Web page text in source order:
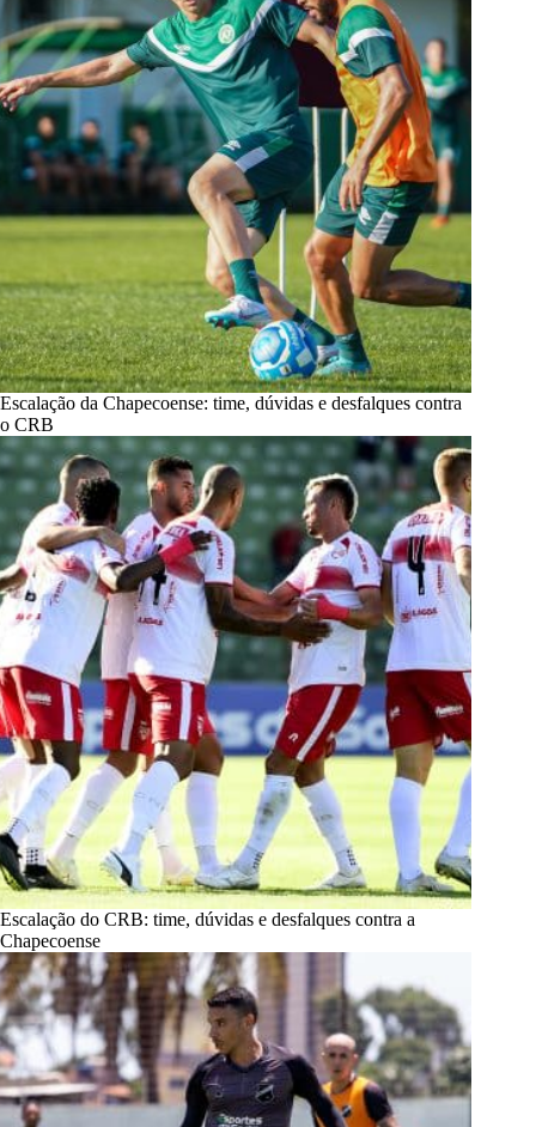
Escalação da Chapecoense: time, dúvidas e desfalques contra
o CRB
Escalação do CRB: time, dúvidas e desfalques contra a
Chapecoense